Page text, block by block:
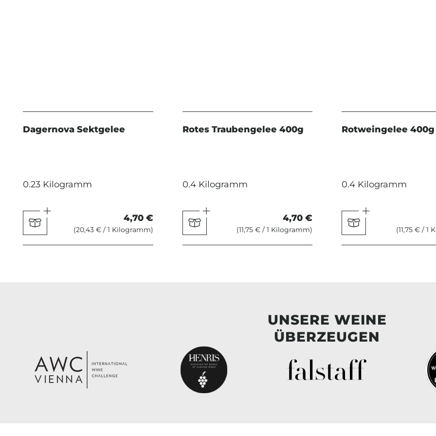
Dagernova Sektgelee
0.23 Kilogramm
4,70 €
(20,43 € / 1 Kilogramm)
Rotes Traubengelee 400g
0.4 Kilogramm
4,70 €
(11,75 € / 1 Kilogramm)
Rotweingelee 400g
0.4 Kilogramm
(11,75 € / 1
UNSERE WEINE
ÜBERZEUGEN